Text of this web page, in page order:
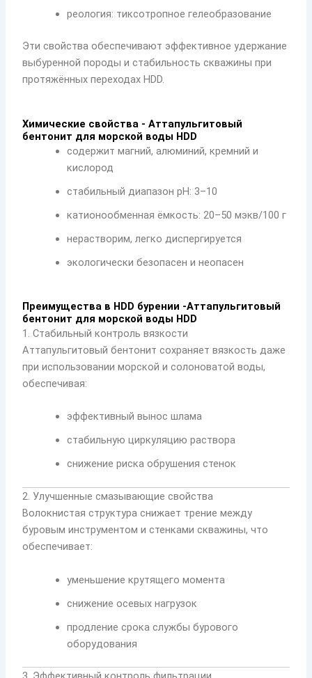
реология: тиксотропное гелеобразование
Эти свойства обеспечивают эффективное удержание
выбуренной породы и стабильность скважины при
протяжённых переходах HDD.
Химические свойства - Аттапульгитовый
бентонит для морской воды HDD
содержит магний, алюминий, кремний и
кислород
стабильный диапазон pH: 3–10
катионообменная ёмкость: 20–50 мэкв/100 г
нерастворим, легко диспергируется
экологически безопасен и неопасен
Преимущества в HDD бурении -Аттапульгитовый
бентонит для морской воды HDD
1. Стабильный контроль вязкости
Аттапульгитовый бентонит сохраняет вязкость даже
при использовании морской и солоноватой воды,
обеспечивая:
эффективный вынос шлама
стабильную циркуляцию раствора
снижение риска обрушения стенок
2. Улучшенные смазывающие свойства
Волокнистая структура снижает трение между
буровым инструментом и стенками скважины, что
обеспечивает:
уменьшение крутящего момента
снижение осевых нагрузок
продление срока службы бурового
оборудования